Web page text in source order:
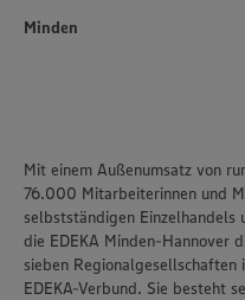
Minden
Mit einem Außenumsatz von
76.000 Mitarbeiterinnen und
selbstständigen
die EDEKA Minden-Hannover
sieben
EDEKA-Verbund. Sie besteht